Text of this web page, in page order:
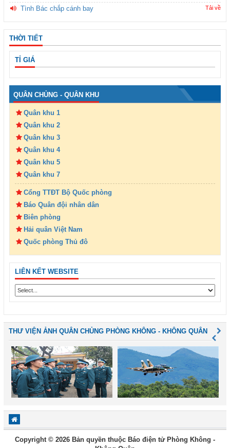
Tình Bác chắp cánh bay Tải về
THỜI TIẾT
TỈ GIÁ
QUÂN CHỦNG - QUÂN KHU
Quân khu 1
Quân khu 2
Quân khu 3
Quân khu 4
Quân khu 5
Quân khu 7
Cổng TTĐT Bộ Quốc phòng
Báo Quân đội nhân dân
Biên phòng
Hải quân Việt Nam
Quốc phòng Thủ đô
LIÊN KẾT WEBSITE
THƯ VIỆN ẢNH QUÂN CHỦNG PHÒNG KHÔNG - KHÔNG QUÂN
Copyright © 2026 Bản quyền thuộc Báo điện tử Phòng Không -